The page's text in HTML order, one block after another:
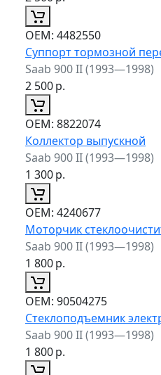
ОЕМ: 4482550
Суппорт тормозной
Saab 900 II (1993—1998)
2 500р.
ОЕМ: 8822074
Коллектор выпускной
Saab 900 II (1993—1998)
1 300р.
ОЕМ: 4240677
Моторчик
Saab 900 II (1993—1998)
1 800р.
ОЕМ: 90504275
Стеклоподъемник
Saab 900 II (1993—1998)
1 800р.